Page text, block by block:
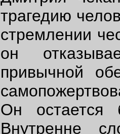
трагедию
стремлении
он
привычной
Он остается
Внутренне